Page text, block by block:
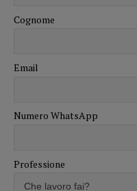
Cognome
Email
Numero WhatsApp
Professione